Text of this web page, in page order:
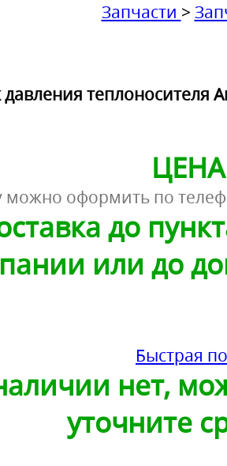
Запчасти >
теплоносителя
ЦЕНА
можно оформить по
до
или до
Быстрая
нет,
уточните